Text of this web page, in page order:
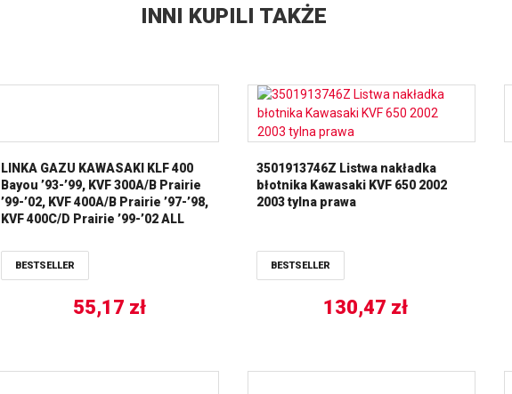
INNI KUPILI TAKŻE
LINKA GAZU KAWASAKI KLF 400
Bayou ’93-’99, KVF 300A/B Prairie
’99-’02, KVF 400A/B Prairie ’97-’98,
KVF 400C/D Prairie ’99-’02 ALL
BESTSELLER
55,17 zł
3501913746Z Listwa nakładka
błotnika Kawasaki KVF 650 2002
2003 tylna prawa
BESTSELLER
130,47 zł